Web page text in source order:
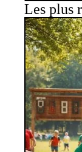
Les plus